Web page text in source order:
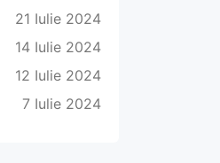
21 Iulie 2024
14 Iulie 2024
12 Iulie 2024
7 Iulie 2024